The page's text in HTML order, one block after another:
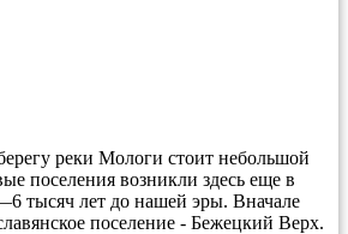
реки Мологи стоит небольшой
поселения возникли здесь еще в
тысяч лет до нашей эры. Вначале
поселение - Бежецкий Верх.